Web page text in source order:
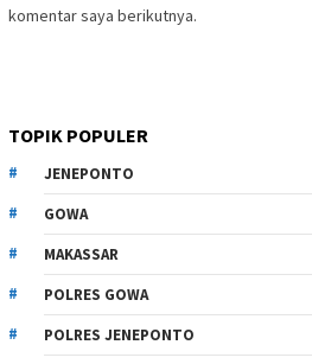
komentar saya berikutnya.
TOPIK POPULER
JENEPONTO
GOWA
MAKASSAR
POLRES GOWA
POLRES JENEPONTO